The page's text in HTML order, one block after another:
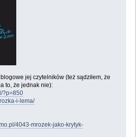
jej czytelników (też sądziłem, że
to, że jednak nie):
?p=850
i-lema/
4043-mrozek-jako-krytyk-